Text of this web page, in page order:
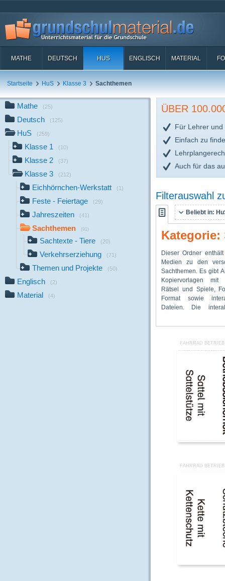
MATHE DEUTSCH HUS ENGLISCH MATERIAL
Startseite HuS Klasse 3 Sachthemen
Mathe (25)
Deutsch (125)
HuS (259)
Klasse 1 (10)
Klasse 2 (37)
Klasse 3 (212)
Eichhörnchen-Werkstatt (1)
Feste - Feiertage (29)
Jahreszeiten (41)
Sachthemen (91)
Sachtexte - Tiere (20)
Verkehrserziehung (71)
Themen und Projekte (50)
Englisch (2)
Material (4)
ÜBER
Für Lehrer und
Einfach zu
Auch für das
Filterauswahl
Beliebt in:
Kategorie:
Dieser Ordner
Medien zu den
Sachthemen. Es gibt
Kopiervorlagen mit
Rätsel und Spiele,
Format sowie
Dateien. Die
Dateien können
Klassenrechnern,
werden.
Medien gibt es für
„Biologie“. Sachtexte
Tieren, eine
Werkstatt“
Vorlagen für
vorhanden.
Medien findet man für
FAHRRAD
FAHRRAD